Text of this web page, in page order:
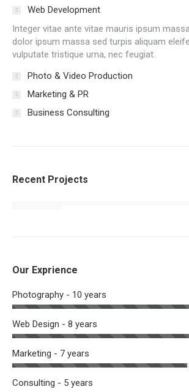
Web Development
Integer vitae ante vitae mauris ipsum
dolor ipsum massa sed turpis aliquam
vulputate tristique urna, nec feugiat.
Photo & Video Production
Marketing & PR
Business Consulting
Recent Projects
Our Exprience
Photography - 10 years
Web Design - 8 years
Marketing - 7 years
Consulting - 5 years